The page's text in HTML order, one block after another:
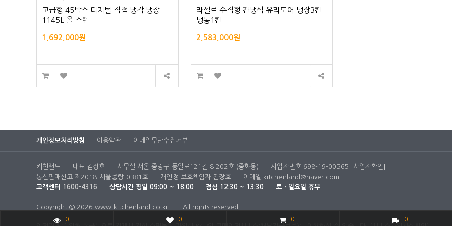
0 0 0 0
고급형 45박스 디지털 직접 냉각 냉장
1145L 올 스텐
1,692,000원
라셀르 수직형 간냉식 유리도어 냉장3칸
냉동1칸
2,583,000원
개인정보처리방침 이용약관 이메일무단수집거부
키친랜드 대표 김장호 사무실 서울 중랑구 동일로121길 8 202호 (중화동) 사업자번호 698-19-00565
[사업자확인]
통신판매신고 제2018-서울중랑-0381호
개인정 보호책임자 김장호 이메일
kitchenland@naver.com
고객센터
1600-4316 상담시간 평일 09:00 ~ 18:00 점심 12:30 ~ 13:30 토ㆍ일요일 휴무
Copyright © 2026 www.kitchenland.co.kr. All rights reserved.